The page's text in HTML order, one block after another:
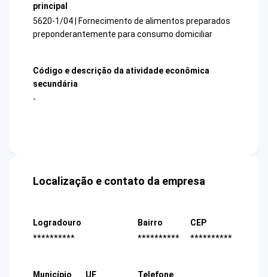
principal
5620-1/04 | Fornecimento de alimentos preparados
preponderantemente para consumo domiciliar
Código e descrição da atividade econômica
secundária
-
Localização e contato da empresa
Logradouro
**********
Bairro
**********
CEP
**********
Município
UF
Telefone